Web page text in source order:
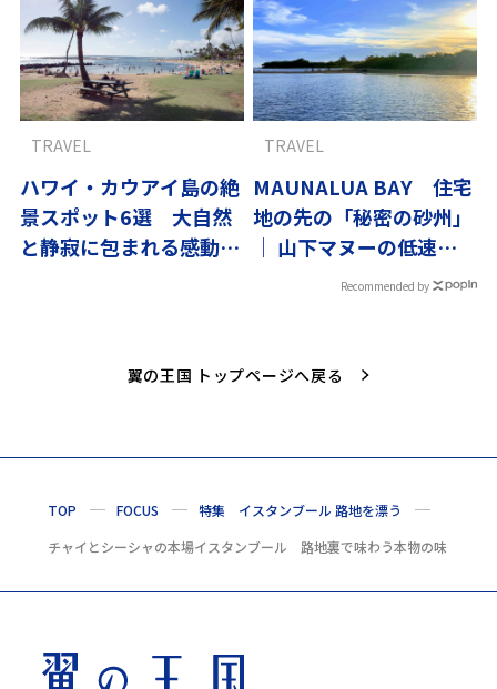
ハワイ・カウアイ島の絶
景スポット6選 大自然
と静寂に包まれる感動の
TRAVEL
MAUNALUA BAY 住宅
地の先の「秘密の砂州」
｜ 山下マヌーの低速ハ
TRAVEL
Recommended by
翼の王国 トップページへ戻る
TOP FOCUS
特集 イスタンブール 路地を漂う
チャイとシーシャの本場イスタンブール 路地裏で味わう本物の味